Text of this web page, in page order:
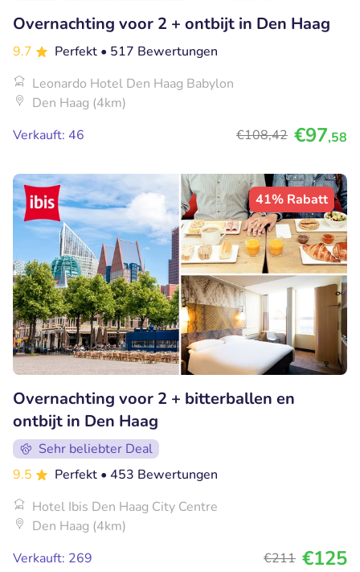
Overnachting voor 2 + ontbijt in Den Haag
9.7 Perfekt • 517 Bewertungen
Leonardo Hotel Den Haag Babylon
Den Haag (4km)
Verkauft: 46
€108,42 €97,58
41% Rabatt
Overnachting voor 2 + bitterballen en
ontbijt in Den Haag
Sehr beliebter Deal
9.5
Perfekt • 453 Bewertungen
Hotel Ibis Den Haag City Centre
Den Haag (4km)
Verkauft: 269
€211 €125